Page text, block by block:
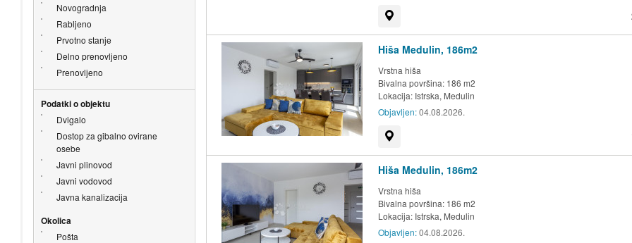
Hiša Medulin, 186m2
Vrstna hiša
Bivalna površina: 186 m2
Lokacija: Istrska, Medulin
Objavljen:04.08.2026.
Hiša Medulin, 186m2
Vrstna hiša
Bivalna površina: 186 m2
Lokacija: Istrska, Medulin
Objavljen:04.08.2026.
Novogradnja
Rabljeno
Prvotno stanje
Delno prenovljeno
Prenovljeno
Podatki o objektu
Dvigalo
Dostop za gibalno ovirane
osebe
Javni plinovod
Javni vodovod
Javna kanalizacija
Okolica
Pošta